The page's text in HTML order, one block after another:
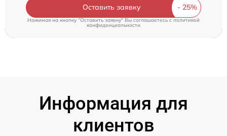
Оставить заявку
Нажимая на кнопку "Оставить заявку" Вы соглашаетесь cполитикой
конфиденциальности
Информация для
клиентов